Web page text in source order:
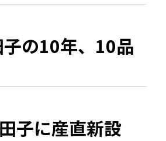
の10年、10品
子に産直新設